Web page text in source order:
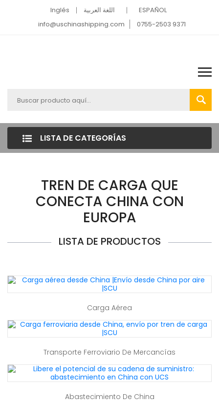
Inglés اللغة العربية
ESPAÑOL
info@uschinashipping.com
0755-2503 9371
LISTA DE CATEGORÍAS
TREN DE CARGA QUE
CONECTA CHINA CON
EUROPA
LISTA DE PRODUCTOS
Carga Aérea
Transporte Ferroviario De Mercancías
Abastecimiento De China